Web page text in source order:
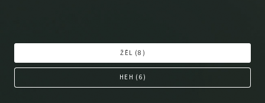
ŽĒL (8 )
HEH ( 6 )